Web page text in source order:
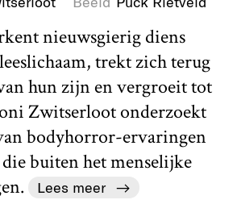
nieuwsgierig diens
trekt zich terug
hun zijn en vergroeit tot
Zwitserloot onderzoekt
bodyhorror-ervaringen
buiten het menselijke
Lees meer